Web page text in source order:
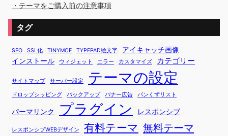
・テーマをご購入前の注意事項
タグ
SEO SSL化 TINYMCE TYPEPAD絵文字
アイキャッチ画像
インストール
ウィジェット エラー カスタマイズ カテゴリー
サイトマップ サーバー設定 テーマの設定
ドロップシッピング バックアップ バナー広告 パンくずリスト
パーマリンク プラグイン レスポンシブ
レスポンシブWEBデザイン 有料テーマ 無料テーマ